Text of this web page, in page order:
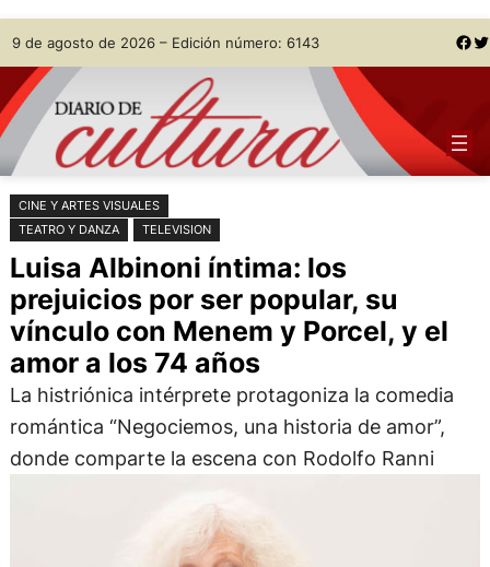
Saltar
al
contenido
Skip
to
content
9 de agosto de 2026 – Edición número: 6143 Facebook Twitter
CINE Y ARTES VISUALES
TEATRO Y DANZA
TELEVISION
Luisa Albinoni íntima: los
prejuicios por ser popular, su
vínculo con Menem y Porcel, y el
amor a los 74 años
La histriónica intérprete protagoniza la comedia
romántica “Negociemos, una historia de amor”,
donde comparte la escena con Rodolfo Ranni